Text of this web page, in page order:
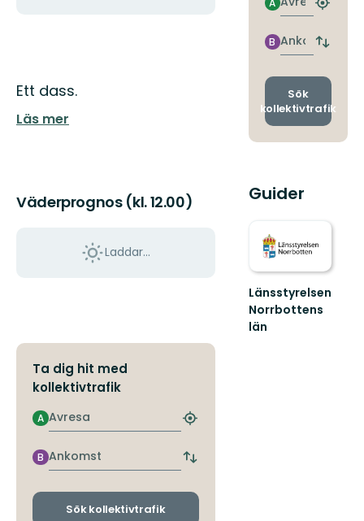
Beskrivning
Ett dass.
Läs mer
Väderprognos (kl. 12.00)
Laddar...
Ta dig hit med
kollektivtrafik
Avresa
A
Hitta
hållplats
Ankomst
B
Byt
och
Sök kollektivtrafik
A
Hitta
Ankomst
B
Byt
och
Sök
kollektivtrafik
Guider
Länsstyrelsen
Norrbottens
län